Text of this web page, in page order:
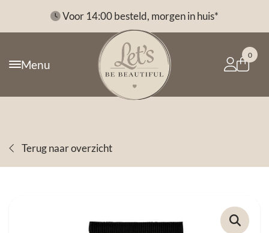
Voor 14:00 besteld, morgen in huis*
Menu
0
Terug naar overzicht